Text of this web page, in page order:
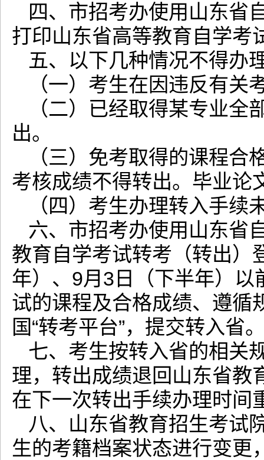
四、市招考办使用山东省
打印山东省高等教育自学考
五、以下几种情况不得办
（一）考生在因违反有
（二）已经取得某专业
出。
（三）免考取得的课程
考核成绩不得转出。毕业论
（四）考生办理转入手续
六、市招考办使用山东省
教育自学考试转考（转出）
年）、9月3日（下半年）
试的课程及合格成绩、遵循
国“转考平台”，提交转入省
七、考生按转入省的相关
理，转出成绩退回山东省教
在下一次转出手续办理时间
八、山东省教育招生考试
生的考籍档案状态进行变更